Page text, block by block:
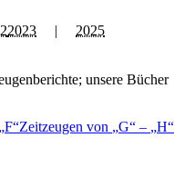
2023 | 2025
unsere Bücher
F Zeitzeugen von G – H